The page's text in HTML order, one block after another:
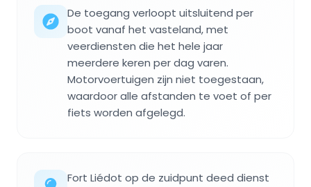
De toegang verloopt uitsluitend per
boot vanaf het vasteland, met
veerdiensten die het hele jaar
meerdere keren per dag varen.
Motorvoertuigen zijn niet toegestaan,
waardoor alle afstanden te voet of per
fiets worden afgelegd.
Fort Liédot op de zuidpunt deed dienst